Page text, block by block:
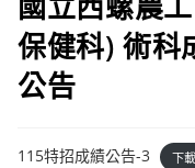
保健科) 術科
公告
115特招成績公告-3 下載